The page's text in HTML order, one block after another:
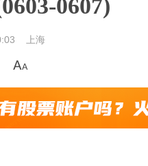
0607)
上海